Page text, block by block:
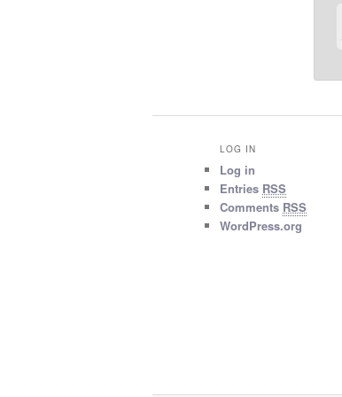
LOG IN
Log in
Entries RSS
Comments RSS
WordPress.org